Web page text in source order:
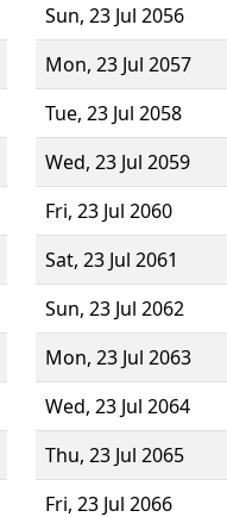
Sun, 23 Jul 2056
Mon, 23 Jul 2057
Tue, 23 Jul 2058
Wed, 23 Jul 2059
Fri, 23 Jul 2060
Sat, 23 Jul 2061
Sun, 23 Jul 2062
Mon, 23 Jul 2063
Wed, 23 Jul 2064
Thu, 23 Jul 2065
Fri, 23 Jul 2066